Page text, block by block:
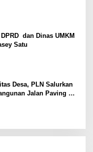
dan Dinas UMKM
Satu
Desa, PLN Salurkan
Jalan Paving di